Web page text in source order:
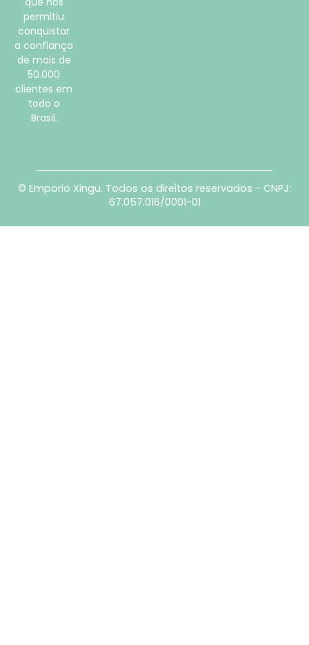
permitiu
conquistar
a confiança
de mais de
50.000
clientes em
todo o
Brasil.
© Emporio Xingu. Todos os direitos reservados - CNPJ:
67.057.016/0001-01